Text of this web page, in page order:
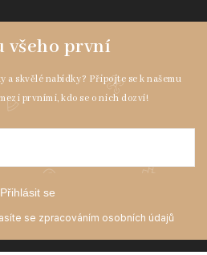
Přihlásit se